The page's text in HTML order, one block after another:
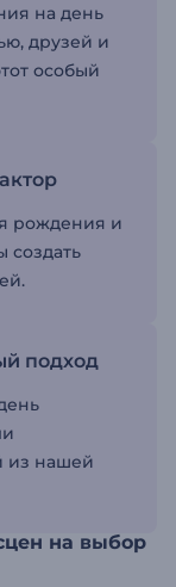
на день
друзей и
особый
рождения и
создать
подход
из нашей
на выбор